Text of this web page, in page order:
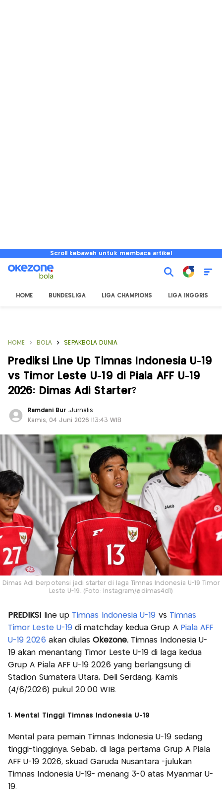
Scroll kebawah untuk membaca artikel
HOME BUNDESLIGA LIGA CHAMPIONS LIGA INGGRIS
HOME BOLA SEPAKBOLA DUNIA
Prediksi Line Up Timnas Indonesia U-19
vs Timor Leste U-19 di Piala AFF U-19
2026: Dimas Adi Starter?
Ramdani Bur ,Jurnalis
Kamis, 04 Juni 2026 |13:43 WIB
Dimas Adi berpotensi jadi starter di laga Timnas Indonesia U-19 Timor
Leste U-19. (Foto: Instagram/@dimas4d1)
PREDIKSI line up Timnas Indonesia U-19 vs Timnas
Timor Leste U-19di matchday kedua Grup A Piala AFF
U-19 2026 akan diulas Okezone.Timnas Indonesia U-
19 akan menantang Timor Leste U-19 di laga kedua
Grup A Piala AFF U-19 2026 yang berlangsung di
Stadion Sumatera Utara, Deli Serdang, Kamis
(4/6/2026) pukul 20.00 WIB.
1. Mental Tinggi Timnas Indonesia U-19
Mental para pemain Timnas Indonesia U-19 sedang
tinggi-tingginya. Sebab, di laga pertama Grup A Piala
AFF U-19 2026, skuad Garuda Nusantara -julukan
Timnas Indonesia U-19- menang 3-0 atas Myanmar U-
19.